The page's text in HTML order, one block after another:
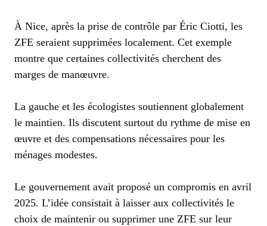
À Nice, après la prise de contrôle par Éric Ciotti, les
ZFE seraient supprimées localement. Cet exemple
montre que certaines collectivités cherchent des
marges de manœuvre.
La gauche et les écologistes soutiennent globalement
le maintien. Ils discutent surtout du rythme de mise en
œuvre et des compensations nécessaires pour les
ménages modestes.
Le gouvernement avait proposé un compromis en avril
2025. L’idée consistait à laisser aux collectivités le
choix de maintenir ou supprimer une ZFE sur leur